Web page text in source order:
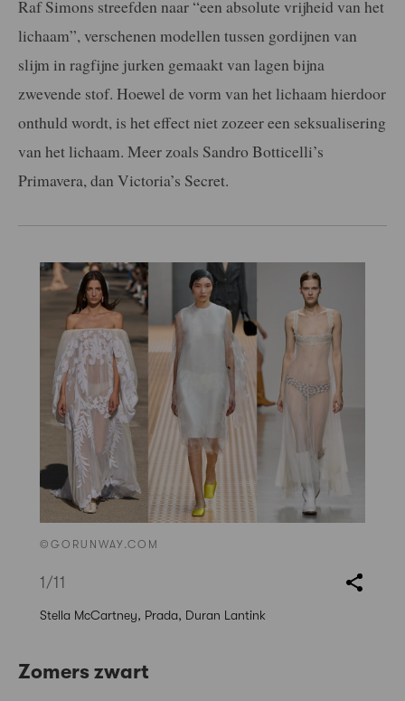
Raf Simons streefden naar “een absolute vrijheid van het
lichaam”, verschenen modellen tussen gordijnen van
slijm in ragfijne jurken gemaakt van lagen bijna
zwevende stof. Hoewel de vorm van het lichaam hierdoor
onthuld wordt, is het effect niet zozeer een seksualisering
van het lichaam. Meer zoals Sandro Botticelli’s
Primavera, dan Victoria’s Secret.
©GORUNWAY.COM
1 /11
Stella McCartney, Prada, Duran Lantink
Zomers zwart